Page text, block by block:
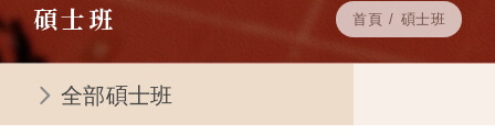
碩士班 首頁 碩士班
全部碩士班